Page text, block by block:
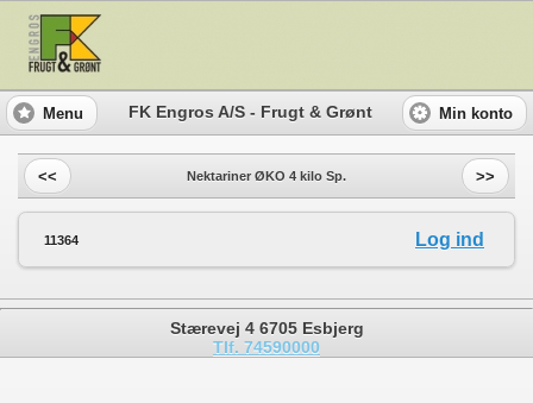
Menu FK Engros A/S - Frugt & Grønt Min konto
<< Nektariner ØKO 4 kilo Sp. >>
11364 Log ind
Stærevej 4 6705 Esbjerg
Tlf. 74590000